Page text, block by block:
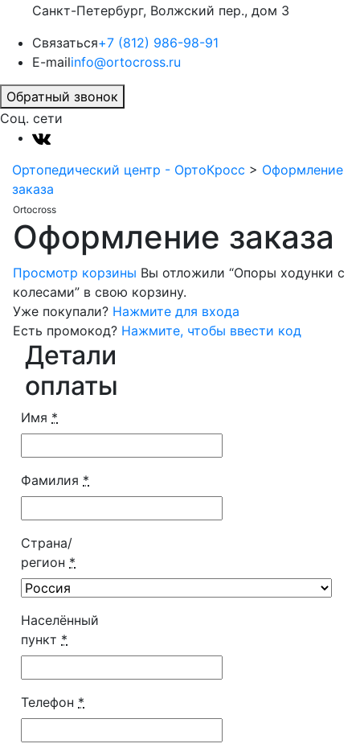
Санкт-Петербург, Волжский пер., дом 3
Связаться+7 (812) 986-98-91
E-mailinfo@ortocross.ru
Обратный звонок
Соц. сети
Ортопедический центр - ОртоКросс > Оформление
заказа
Ortocross
Оформление заказа
Просмотр корзины Вы отложили “Опоры ходунки с
колесами” в свою корзину.
Уже покупали? Нажмите для входа
Есть промокод? Нажмите, чтобы ввести код
Детали
оплаты
Имя *
Фамилия *
Страна/
регион *
Населённый
пункт *
Телефон *